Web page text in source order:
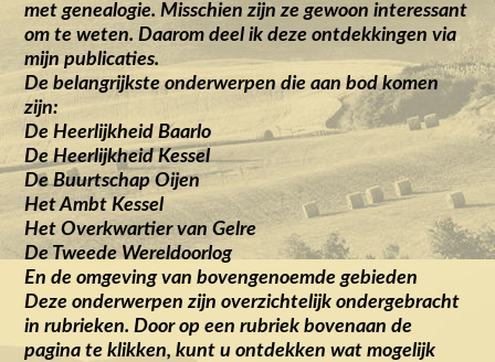
met genealogie. Misschien zijn ze gewoon interessant
om te weten. Daarom deel ik deze ontdekkingen via
mijn publicaties.
De belangrijkste onderwerpen die aan bod komen
zijn:
De Heerlijkheid Baarlo
De Heerlijkheid Kessel
De Buurtschap Oijen
Het Ambt Kessel
Het Overkwartier van Gelre
De Tweede Wereldoorlog
En de omgeving van bovengenoemde gebieden
Deze onderwerpen zijn overzichtelijk ondergebracht
in rubrieken. Door op een rubriek bovenaan de
pagina te klikken, kunt u ontdekken wat mogelijk